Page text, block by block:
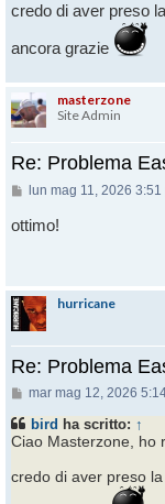
credo di aver preso
ancora grazie
masterzone
Site Admin
Re: Problema
Messaggio
lun mag 11, 2026 3:51
ottimo!
hurricane
Re: Problema
Messaggio
mar mag 12, 2026
bird ha scritto: ↑
Ciao Masterzone, ho
credo di aver preso